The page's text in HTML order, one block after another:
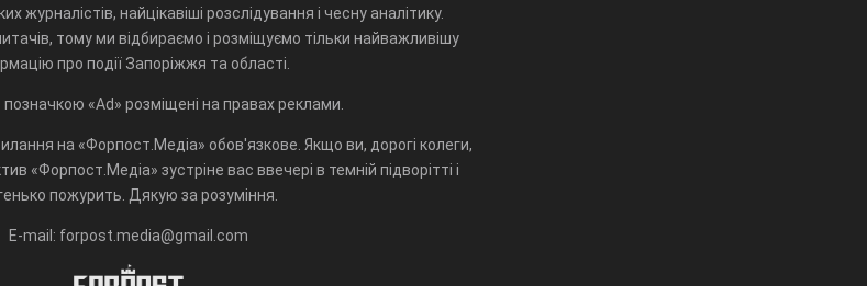
журналістів, найцікавіші розслідування і чесну аналітику.
тому ми відбираємо і розміщуємо тільки найважливішу
про події Запоріжжя та області.
позначкою «Ad» розміщені на правах реклами.
на «Форпост.Медіа» обов'язкове. Якщо ви, дорогі колеги,
«Форпост.Медіа» зустріне вас ввечері в темній підворітті і
пожурить. Дякую за розуміння.
E-mail: forpost.media@gmail.com